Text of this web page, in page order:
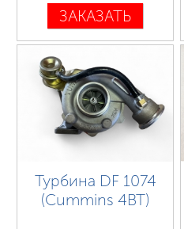
ЗАКАЗАТЬ
Турбина DF 1074
(Cummins 4BT)